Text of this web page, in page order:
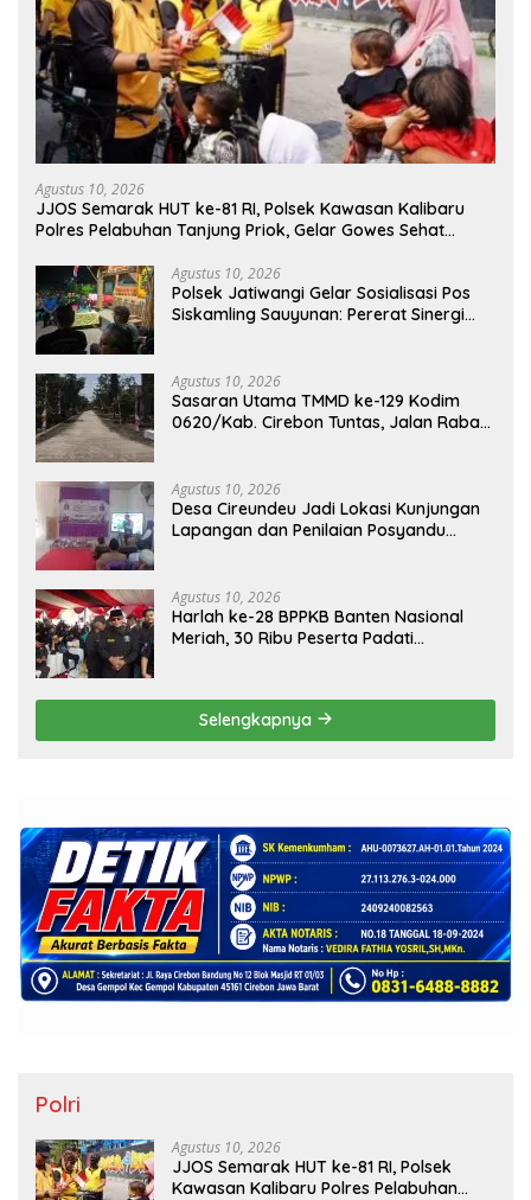
Agustus 10, 2026
JJOS Semarak HUT ke-81 RI, Polsek Kawasan Kalibaru
Polres Pelabuhan Tanjung Priok, Gelar Gowes Sehat
Agustus 10, 2026
Polsek Jatiwangi Gelar Sosialisasi Pos
Siskamling Sauyunan: Pererat Sinergi
Agustus 10, 2026
Sasaran Utama TMMD ke-129 Kodim
0620/Kab. Cirebon Tuntas, Jalan Rabat
Agustus 10, 2026
Desa Cireundeu Jadi Lokasi Kunjungan
Lapangan dan Penilaian Posyandu
Agustus 10, 2026
Harlah ke-28 BPPKB Banten Nasional
Meriah, 30 Ribu Peserta Padati
Selengkapnya
Polri
Agustus 10, 2026
JJOS Semarak HUT ke-81 RI, Polsek
Kawasan Kalibaru Polres Pelabuhan